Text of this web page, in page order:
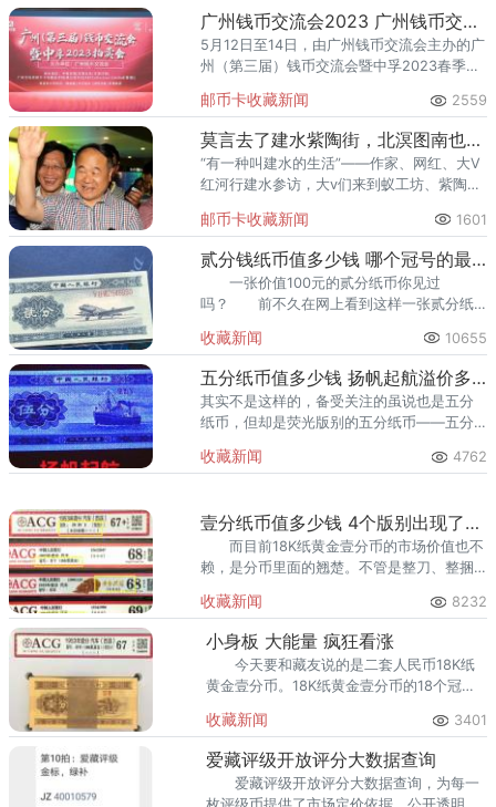
币，以及本届CI
广州钱币交流会2023 广州钱币交流会2023活动拍卖会
5月12日至14日，由广州钱币交流会主办的广
州（第三届）钱币交流会暨中孚2023春季拍
行，为期3天的活动吸引了来自全国各地的藏
友热情参与。本次
邮币卡收藏新闻 2559
莫言去了建水紫陶街，北溟图南也去了建水紫陶街
“有一种叫建水的生活”——作家、网红、大V
红河行建水参访，大v们来到蚁工坊、紫陶
文化魅力，乘坐小火车体验滇南最美乡愁之
旅。首位中国籍诺贝尔文学
邮币卡收藏新闻 1601
贰分钱纸币值多少钱 哪个冠号的最值钱
一张价值100元的贰分纸币你见过
吗？ 前不久在网上看到这样一张贰分纸
作为收藏爱好者的我有点不太敢相信，毕竟
一张普通的贰分纸币就算升值
收藏新闻 10655
五分纸币值多少钱 扬帆起航溢价多少钱
其实不是这样的，备受关注的虽说也是五分
纸币，但却是荧光版别的五分纸币——五分
收藏新闻 4762
壹分纸币值多少钱 4个版别出现了高溢价
而目前18K纸黄金壹分币的市场价值也不
赖，是分币里面的翘楚。不管是整刀、整捆
就更是不用说了。
收藏新闻 8232
小身板 大能量 疯狂看涨
今天要和藏友说的是二套人民币18K纸
黄金壹分币。18K纸黄金壹分币的18个冠号
收藏新闻 3401
爱藏评级开放评分大数据查询
爱藏评级开放评分大数据查询，为每一